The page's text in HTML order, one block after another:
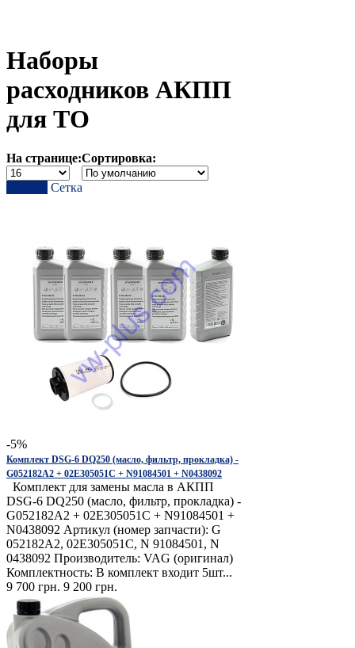
Наборы
расходников АКПП
для ТО
На странице:Сортировка:
Сетка
-5%
Комплект DSG-6 DQ250 (масло, фильтр, прокладка) -
G052182A2 + 02E305051C + N91084501 + N0438092
Комплект для замены масла в АКПП
DSG-6 DQ250 (масло, фильтр, прокладка) -
G052182A2 + 02E305051C + N91084501 +
N0438092 Артикул (номер запчасти): G
052182A2, 02E305051C, N 91084501, N
0438092 Производитель: VAG (оригинал)
Комплектность: В комплект входит 5шт...
9 700 грн. 9 200 грн.